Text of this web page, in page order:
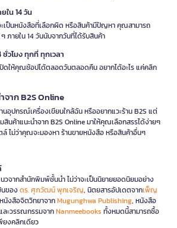
ใน 14 วัน
ะเป็นหนังสือที่เลือกผิด หรือสินค้ามีปัญหา คุณสามารถ
ภายใน 14 วันนับจากวันที่ได้รับสินค้า
วโมง ทุกที่ ทุกเวลา
ดให้คุณช้อปได้ตลอดวันตลอดคืน อยากได้อะไร แค่คลิก
จาก B2S Online
นอุปกรณ์เครื่องเขียนใกล้ฉัน หรืออยากแวะร้าน B2S แต่
สินค้าแนะนำจาก B2S Online มาให้คุณเลือกสรรได้ง่ายๆ
ไม่ว่าคุณจะมองหา ร้านขายหนังสือ หรือสินค้าอื่นๆ
วจากสำนักพิมพ์ชั้นนำ ไม่ว่าจะเป็นนิยายยอดนิยมอย่าง
นของดร. ศุภวัฒน์ พุกเจริญ, นิตยสารอัปเดตจากเพ็ญ
หนังสือจิตวิทยาจากMugunghwa Publishing, หนังสือ
ละวรรณกรรมจากNanmeebooks ทั้งหมดนี้สามารถซื้อ
ยงคลิกเดียว